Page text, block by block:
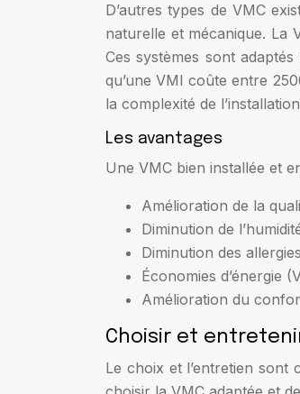
D’autres types de VMC
naturelle et mécanique. La
Ces systèmes sont
qu’une VMI coûte entre
la complexité de
Les avantages
Une VMC bien installée et
Amélioration de la
Diminution de
Diminution des
Économies d’énergie
Amélioration du
Choisir et
Le choix et l’entretien